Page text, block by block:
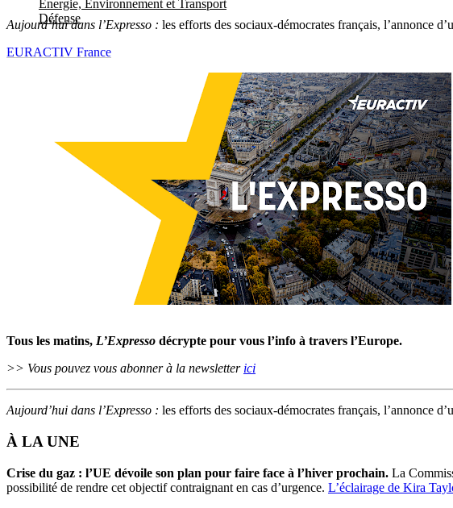
Energie, Environnement et Transport
Défense
Aujourd’hui dans l’Expresso : les efforts des sociaux-démocrates français, l’annonce
EURACTIV France
Tous les matins, L’Expresso décrypte pour vous l’info à travers l’Europe.
>> Vous pouvez vous abonner à la newsletter ici
Aujourd’hui dans l’Expresso : les efforts des sociaux-démocrates français, l’annonce
À LA UNE
Crise du gaz : l’UE dévoile son plan pour faire face à l’hiver prochain. La
possibilité de rendre cet objectif contraignant en cas d’urgence. L’éclairage de Kira